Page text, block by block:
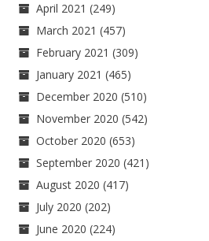
April 2021 (249)
March 2021 (457)
February 2021 (309)
January 2021 (465)
December 2020 (510)
November 2020 (542)
October 2020 (653)
September 2020 (421)
August 2020 (417)
July 2020 (202)
June 2020 (224)